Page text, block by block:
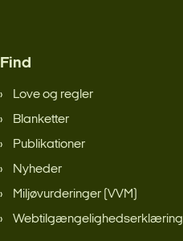
Find
Love og regler
Blanketter
Publikationer
Nyheder
Miljøvurderinger (VVM)
Webtilgængelighedserklæring